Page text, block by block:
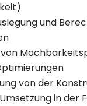
und
von der
in der